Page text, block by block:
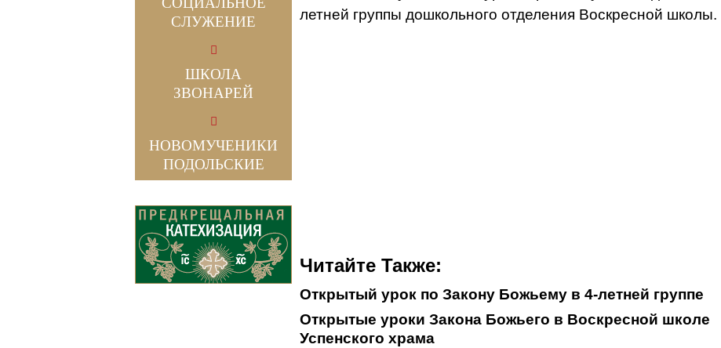
СЛУЖЕНИЕ
ШКОЛА
ЗВОНАРЕЙ
НОВОМУЧЕНИКИ
ПОДОЛЬСКИЕ
летней группы дошкольного отделения Воскресной школы.
Читайте Также:
Открытый урок по Закону Божьему в 4-летней группе
Открытые уроки Закона Божьего в Воскресной школе
Успенского храма